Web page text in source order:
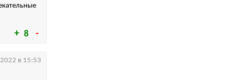
8
в 15:53